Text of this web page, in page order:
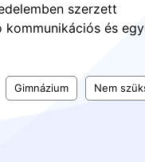
szerzett
és
Gimnázium Nem